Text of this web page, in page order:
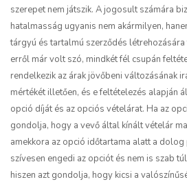
szerepet nem játszik. A jogosult számára
hatalmasság ugyanis nem akármilyen,
tárgyú és tartalmú szerződés
erről már volt szó, mindkét fél csupán
rendelkezik az árak jövőbeni változásának
mértékét illetően, és e feltételezés alapján
opció díját és az opciós vételárat. Ha az
gondolja, hogy a vevő által kínált vételár
amekkora az opció időtartama alatt a dolog
szívesen engedi az opciót és nem is szab
hiszen azt gondolja, hogy kicsi a